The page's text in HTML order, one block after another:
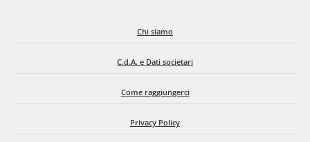
Chi siamo
C.d.A. e Dati societari
Come raggiungerci
Privacy Policy